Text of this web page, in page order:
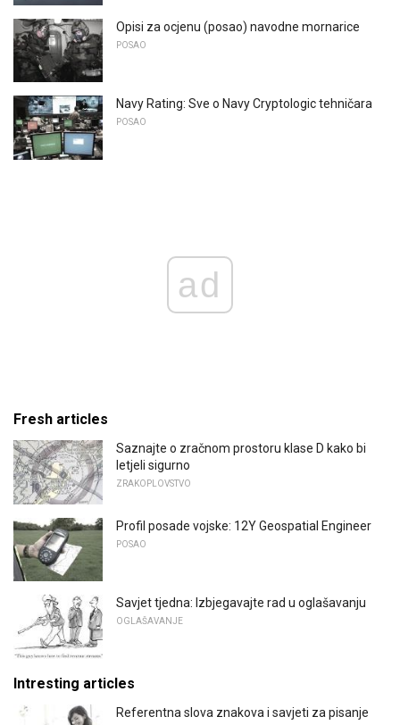
Opisi za ocjenu (posao) navodne mornarice
POSAO
Navy Rating: Sve o Navy Cryptologic tehničara
POSAO
ad
Fresh articles
Saznajte o zračnom prostoru klase D kako bi
letjeli sigurno
ZRAKOPLOVSTVO
Profil posade vojske: 12Y Geospatial Engineer
POSAO
Savjet tjedna: Izbjegavajte rad u oglašavanju
OGLAŠAVANJE
Intresting articles
Referentna slova znakova i savjeti za pisanje